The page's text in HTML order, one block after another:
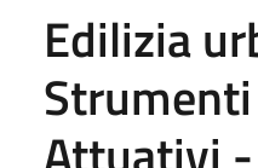
Edilizia